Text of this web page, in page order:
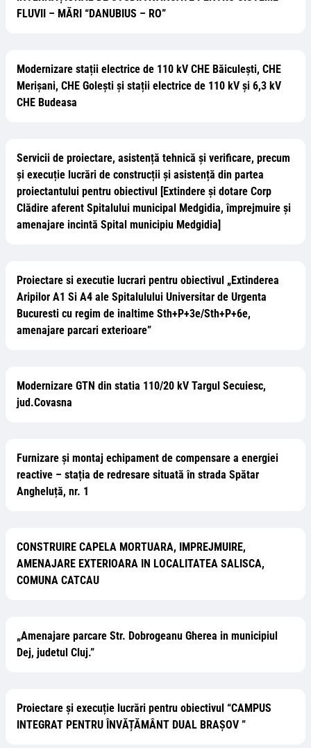
FLUVII – MĂRI “DANUBIUS – RO”
Modernizare stații electrice de 110 kV CHE Băiculești, CHE
Merișani, CHE Golești și stații electrice de 110 kV și 6,3 kV
CHE Budeasa
Servicii de proiectare, asistență tehnică și verificare, precum
și execuție lucrări de construcții și asistență din partea
proiectantului pentru obiectivul [Extindere și dotare Corp
Clădire aferent Spitalului municipal Medgidia, împrejmuire și
amenajare incintă Spital municipiu Medgidia]
Proiectare si executie lucrari pentru obiectivul „Extinderea
Aripilor A1 Si A4 ale Spitalulului Universitar de Urgenta
Bucuresti cu regim de inaltime Sth+P+3e/Sth+P+6e,
amenajare parcari exterioare”
Modernizare GTN din statia 110/20 kV Targul Secuiesc,
jud.Covasna
Furnizare și montaj echipament de compensare a energiei
reactive – stația de redresare situată în strada Spătar
Angheluță, nr. 1
CONSTRUIRE CAPELA MORTUARA, IMPREJMUIRE,
AMENAJARE EXTERIOARA IN LOCALITATEA SALISCA,
COMUNA CATCAU
„Amenajare parcare Str. Dobrogeanu Gherea in municipiul
Dej, judetul Cluj.”
Proiectare și execuție lucrări pentru obiectivul “CAMPUS
INTEGRAT PENTRU ÎNVĂȚĂMÂNT DUAL BRAȘOV ”